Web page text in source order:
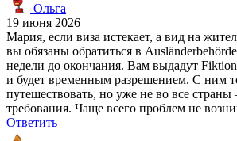
Ольга
19 июня 2026
Мария, если виза истекает, а вид на
вы обязаны обратиться в
недели до окончания. Вам выдадут
и будет временным разрешением. С ним
путешествовать, но уже не во все
требования. Чаще всего проблем не
Ответить